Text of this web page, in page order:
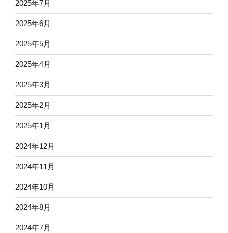
2025年7月
2025年6月
2025年5月
2025年4月
2025年3月
2025年2月
2025年1月
2024年12月
2024年11月
2024年10月
2024年8月
2024年7月